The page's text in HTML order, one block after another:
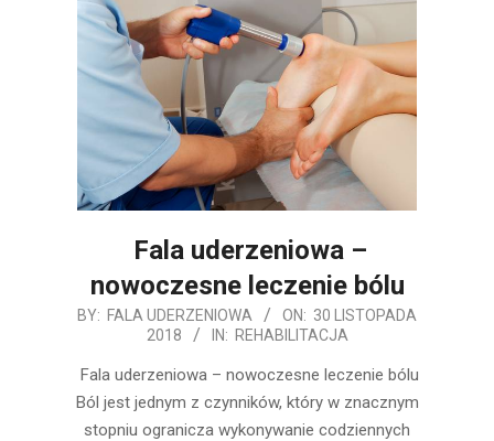
Fala uderzeniowa –
nowoczesne leczenie bólu
2018-
30
BY: FALA UDERZENIOWA ON: 30 LISTOPADA
2018
IN: REHABILITACJA
Fala uderzeniowa – nowoczesne leczenie bólu
Ból jest jednym z czynników, który w znacznym
stopniu ogranicza wykonywanie codziennych